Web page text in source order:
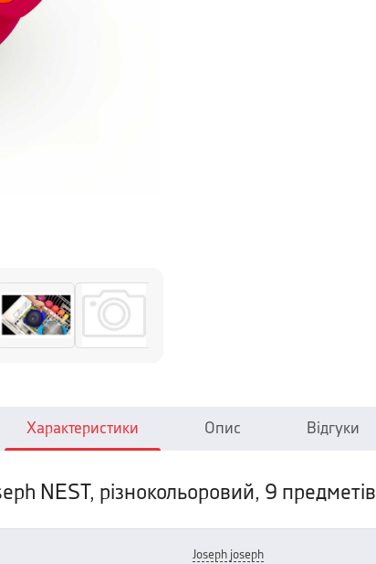
Характеристики Опис Відгуки
NEST, різнокольоровий, 9 предметів
joseph joseph